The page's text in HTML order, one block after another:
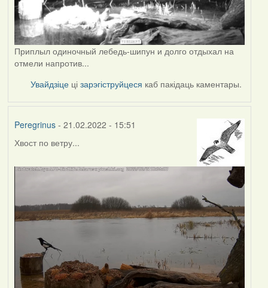
Приплыл одиночный лебедь-шипун и долго отдыхал на
отмели напротив...
Увайдзіце цізарэгіструйцеся каб пакідаць каментары.
Peregrinus- 21.02.2022 - 15:51
Хвост по ветру...